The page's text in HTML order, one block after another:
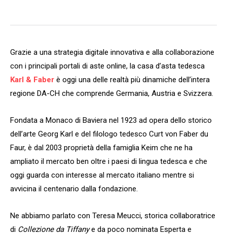
Grazie a una strategia digitale innovativa e alla collaborazione
con i principali portali di aste online, la casa d’asta tedesca
Karl & Faber è oggi una delle realtà più dinamiche dell’intera
regione DA-CH che comprende Germania, Austria e Svizzera.
Fondata a Monaco di Baviera nel 1923 ad opera dello storico
dell’arte Georg Karl e del filologo tedesco Curt von Faber du
Faur, è dal 2003 proprietà della famiglia Keim che ne ha
ampliato il mercato ben oltre i paesi di lingua tedesca e che
oggi guarda con interesse al mercato italiano mentre si
avvicina il centenario dalla fondazione.
Ne abbiamo parlato con Teresa Meucci, storica collaboratrice
di Collezione da Tiffanye da poco nominata Esperta e